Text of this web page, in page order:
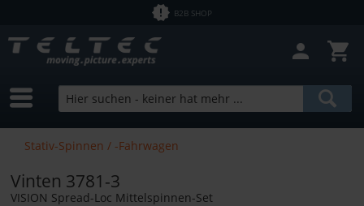
B2B SHOP
Stativ-Spinnen / -Fahrwagen
Vinten 3781-3
VISION Spread-Loc Mittelspinnen-Set